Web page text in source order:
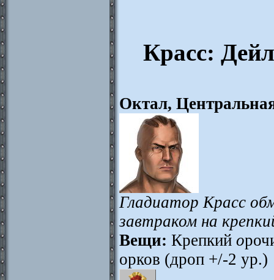
Красс:
Октал,
Гладиатор Красс
завтраком на
Вещи: Крепкий о
орков (дроп +/-2 ур.)